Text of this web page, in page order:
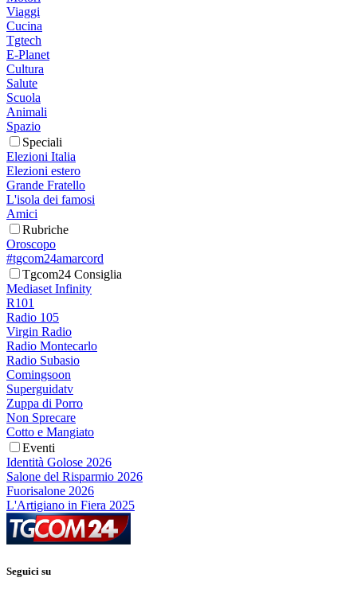
Viaggi
Cucina
Tgtech
E-Planet
Cultura
Salute
Scuola
Animali
Spazio
Speciali
Elezioni Italia
Elezioni estero
Grande Fratello
L'isola dei famosi
Amici
Rubriche
Oroscopo
#tgcom24amarcord
Tgcom24 Consiglia
Mediaset Infinity
R101
Radio 105
Virgin Radio
Radio Montecarlo
Radio Subasio
Comingsoon
Superguidatv
Zuppa di Porro
Non Sprecare
Cotto e Mangiato
Eventi
Identità Golose 2026
Salone del Risparmio 2026
Fuorisalone 2026
L'Artigiano in Fiera 2025
Seguici su